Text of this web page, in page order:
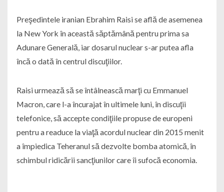
Preşedintele iranian Ebrahim Raisi se află de asemenea
la New York în această săptămână pentru prima sa
Adunare Generală, iar dosarul nuclear s-ar putea afla
încă o dată în centrul discuţiilor.
Raisi urmează să se întâlnească marţi cu Emmanuel
Macron, care l-a încurajat în ultimele luni, în discuţii
telefonice, să accepte condiţiile propuse de europeni
pentru a readuce la viaţă acordul nuclear din 2015 menit
a împiedica Teheranul să dezvolte bomba atomică, în
schimbul ridicării sancţiunilor care îi sufocă economia.